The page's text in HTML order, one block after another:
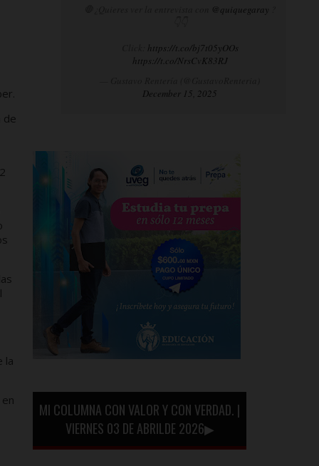
de
la
@quiquegaray
https://t.co/bj7t05yOOs
https://t.co/NrsCvK83RJ
December 15, 2025
MI COLUMNA CON VALOR Y CON VERDAD. |
VIERNES 03 DE ABRILDE 2026▶